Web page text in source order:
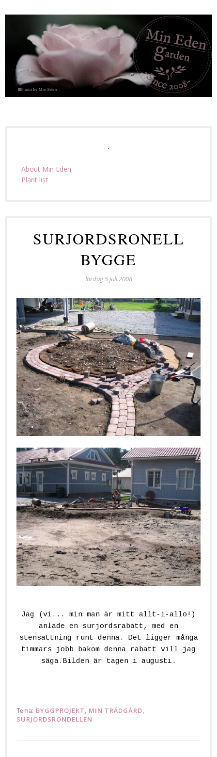
About Min Eden
Plant list
SURJORDSRONELL
BYGGE
lördag 5 juli 2008
Jag (vi... min man är mitt allt-i-allo!)
anlade en surjordsrabatt, med en
stensättning runt denna. Det ligger många
timmars jobb bakom denna rabatt vill jag
säga.Bilden är tagen i augusti.
Tema: BYGGPROJEKT MIN TRÄDGÅRD
SURJORDSRONDELLEN